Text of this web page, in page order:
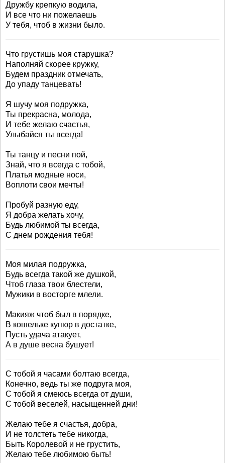
Дружбу крепкую водила,
И все что ни пожелаешь
У тебя, чтоб в жизни было.
Что грустишь моя старушка?
Наполняй скорее кружку,
Будем праздник отмечать,
До упаду танцевать!
Я шучу моя подружка,
Ты прекрасна, молода,
И тебе желаю счастья,
Улыбайся ты всегда!
Ты танцу и песни пой,
Знай, что я всегда с тобой,
Платья модные носи,
Воплоти свои мечты!
Пробуй разную еду,
Я добра желать хочу,
Будь любимой ты всегда,
С днем рождения тебя!
Моя милая подружка,
Будь всегда такой же душкой,
Чтоб глаза твои блестели,
Мужики в восторге млели.
Макияж чтоб был в порядке,
В кошельке купюр в достатке,
Пусть удача атакует,
А в душе весна бушует!
С тобой я часами болтаю всегда,
Конечно, ведь ты же подруга моя,
С тобой я смеюсь всегда от души,
С тобой веселей, насыщенней дни!
Желаю тебе я счастья, добра,
И не толстеть тебе никогда,
Быть Королевой и не грустить,
Желаю тебе любимою быть!